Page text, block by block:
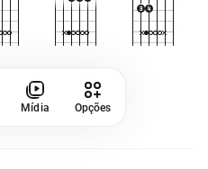
Mídia Opções